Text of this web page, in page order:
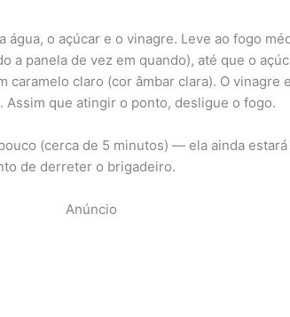
água, o açúcar e o vinagre. Leve ao fogo
a panela de vez em quando), até que o
caramelo claro (cor âmbar clara). O vinagre
Assim que atingir o ponto, desligue o fogo.
(cerca de 5 minutos) — ela ainda
de derreter o brigadeiro.
Anúncio